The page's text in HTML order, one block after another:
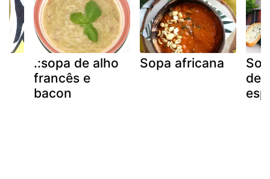
.:sopa de alho
francês e
bacon
Sopa africana
de